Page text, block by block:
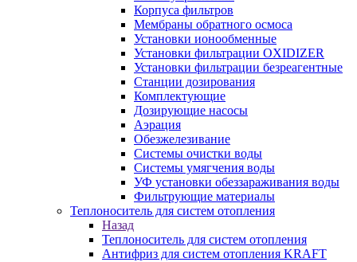
Корпуса фильтров
Мембраны обратного осмоса
Установки ионообменные
Установки фильтрации OXIDIZER
Установки фильтрации безреагентные
Станции дозирования
Комплектующие
Дозирующие насосы
Аэрация
Обезжелезивание
Системы очистки воды
Системы умягчения воды
УФ установки обеззараживания воды
Фильтрующие материалы
Теплоноситель для систем отопления
Назад
Теплоноситель для систем отопления
Антифриз для систем отопления KRAFT